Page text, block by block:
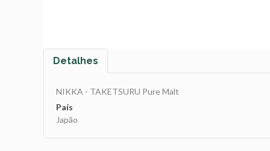
Detalhes
NIKKA - TAKETSURU Pure Malt
País
Japão